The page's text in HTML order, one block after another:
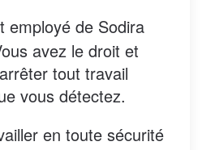
employé de Sodira
avez le droit et
tout travail
vous détectez.
en toute sécurité